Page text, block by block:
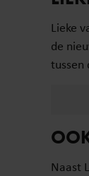
Lieke
de
tussen
Naast